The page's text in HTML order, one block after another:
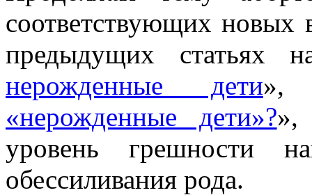
соответствующих новых
предыдущих
нерожденные дети»,
«нерожденные дети»?»,
уровень грешности
обессиливания рода.